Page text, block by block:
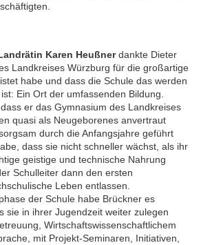
Karen Heußnerdankte Dieter
Landkreises Würzburg für die großartige
habe und dass die Schule das werden
Ein Ort der umfassenden Bildung.
er das Gymnasium des Landkreises
quasi als Neugeborenes anvertraut
durch die Anfangsjahre geführt
dass sie nicht schneller wächst, als ihr
geistige und technische Nahrung
Schulleiter dann den ersten
Leben entlassen.
der Schule habe Brückner es
sie in ihrer Jugendzeit weiter zulegen
Wirtschaftswissenschaftlichem
mit Projekt-Seminaren, Initiativen,